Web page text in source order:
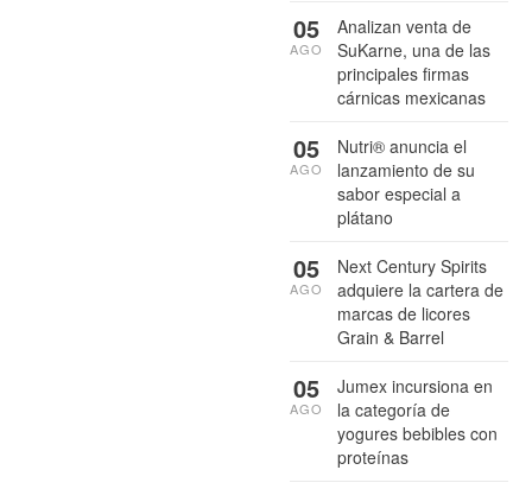
Analizan venta de
SuKarne, una de las
principales firmas
cárnicas mexicanas
05
AGO
Nutri® anuncia el
lanzamiento de su
sabor especial a
plátano
05
AGO
Next Century Spirits
adquiere la cartera de
marcas de licores
Grain & Barrel
05
AGO
Jumex incursiona en
la categoría de
yogures bebibles con
proteínas
05
AGO